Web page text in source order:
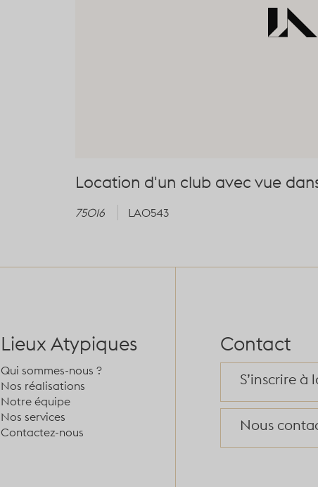
Location d'un club avec vue
75016 LA0543
Lieux Atypiques
Qui sommes-nous ?
Nos réalisations
Notre équipe
Nos services
Contactez-nous
Contact
S’inscrire à
Nous